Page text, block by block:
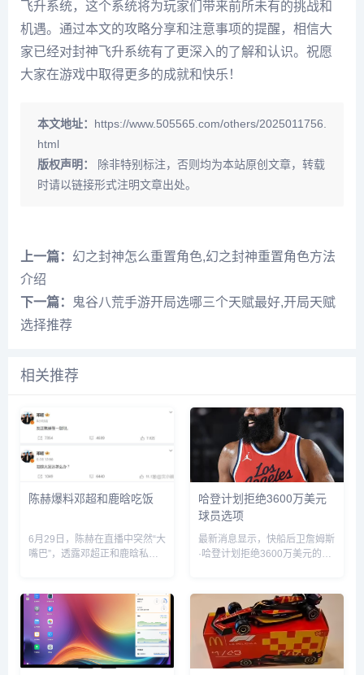
飞升系统，这个系统将为玩家们带来前所未有的挑战和
机遇。通过本文的攻略分享和注意事项的提醒，相信大
家已经对封神飞升系统有了更深入的了解和认识。祝愿
大家在游戏中取得更多的成就和快乐！
本文地址： https://www.505565.com/others/2025011756.
html
版权声明：
除非特别标注，否则均为本站原创文章，转载
时请以链接形式注明文章出处。
上一篇： 幻之封神怎么重置角色,幻之封神重置角色方法
介绍
下一篇：
鬼谷八荒手游开局选哪三个天赋最好,开局天赋
选择推荐
相关推荐
陈赫爆料邓超和鹿晗吃饭
6月29日，陈赫在直播中突然“大
嘴巴”，透露邓超正和鹿晗私下
自己也去吃饭了”。没想到，当
天邓超就在微博发文回应：“反
正就是在一起呗”，配文简短却...
哈登计划拒绝3600万美元
球员选项
最新消息显示，快船后卫詹姆斯
·哈登计划拒绝3600万美元的球